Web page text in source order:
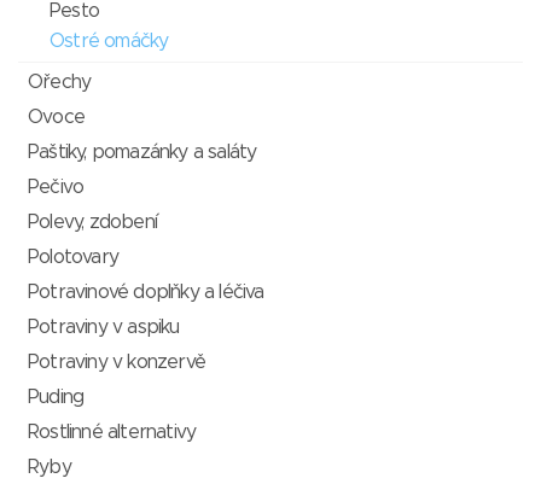
Pesto
Ostré omáčky
Ořechy
Ovoce
Paštiky, pomazánky a saláty
Pečivo
Polevy, zdobení
Polotovary
Potravinové doplňky a léčiva
Potraviny v aspiku
Potraviny v konzervě
Puding
Rostlinné alternativy
Ryby